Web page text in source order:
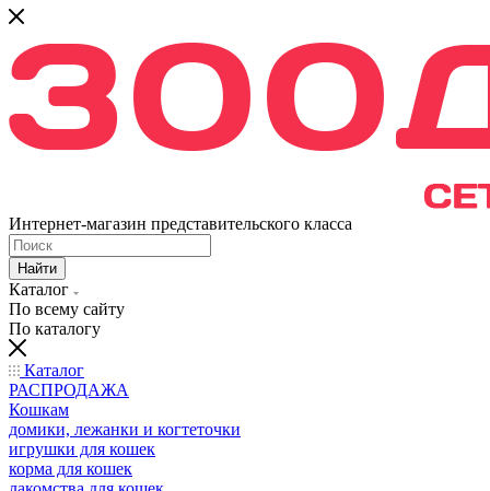
Интернет-магазин представительского класса
Найти
Каталог
По всему сайту
По каталогу
Каталог
РАСПРОДАЖА
Кошкам
домики, лежанки и когтеточки
игрушки для кошек
корма для кошек